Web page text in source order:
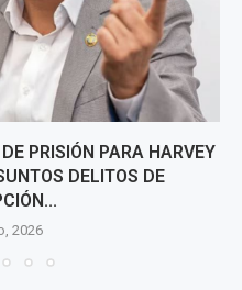
PRISIÓN PARA HARVEY
DELITOS DE
2026